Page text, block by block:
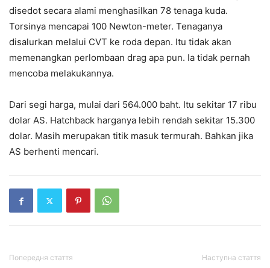
disedot secara alami menghasilkan 78 tenaga kuda.
Torsinya mencapai 100 Newton-meter. Tenaganya
disalurkan melalui CVT ke roda depan. Itu tidak akan
memenangkan perlombaan drag apa pun. Ia tidak pernah
mencoba melakukannya.
Dari segi harga, mulai dari 564.000 baht. Itu sekitar 17 ribu
dolar AS. Hatchback harganya lebih rendah sekitar 15.300
dolar. Masih merupakan titik masuk termurah. Bahkan jika
AS berhenti mencari.
Попередня стаття Наступна стаття